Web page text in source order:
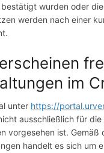
wurden oder
werden nach einer
im
unter https://
ausschließlich für die
vorgesehen ist. Gemäß
handelt es sich um